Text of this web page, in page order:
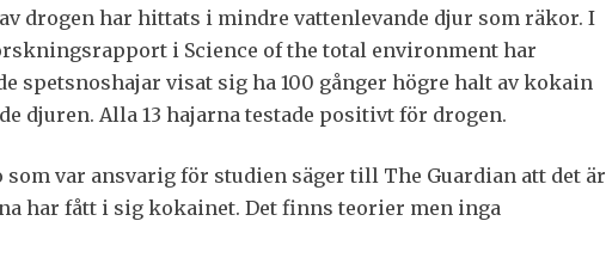
drogen har hittats i mindre vattenlevande djur som räkor. I
i Science of the total environment har
spetsnoshajar visat sig ha 100 gånger högre halt av kokain
djuren. Alla 13 hajarna testade positivt för drogen.
som var ansvarig för studien säger till The Guardian att det är
har fått i sig kokainet. Det finns teorier men inga